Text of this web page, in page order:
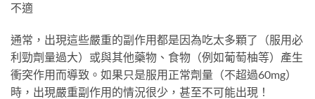
不適
通常，出現這些嚴重的副作用都是因為吃太多顆了（服用必
利勁劑量過大）或與其他藥物、食物（例如葡萄柚等）產生
衝突作用而導致。如果只是服用正常劑量（不超過60mg）
時，出現嚴重副作用的情況很少，甚至不可能出現！